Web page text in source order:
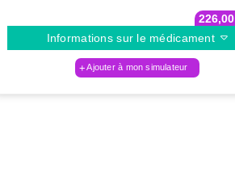
226,00
Informations sur le médicament
Ajouter à mon simulateur